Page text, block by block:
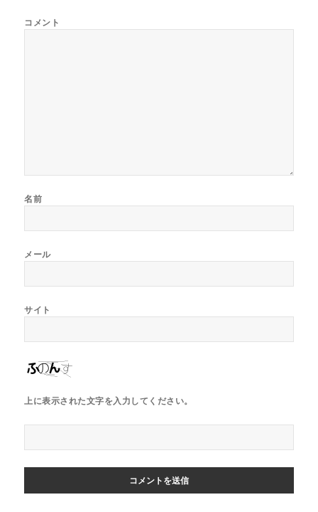
コメント
名前
メール
サイト
上に表示された文字を入力してください。